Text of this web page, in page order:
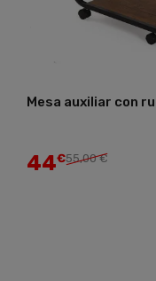
Estanteria 4 baldas
135€168,75 €